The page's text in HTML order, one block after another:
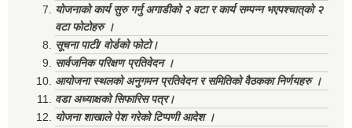
योजनाको कार्य सुरु गर्नु अगाडीको २ वटा र कार्य सम्पन्न भएपश्चात्‌को २
वटा फोटोहरु ।
सूचना पाटी/ वोर्डको फोटो।
सार्वजनिक परिक्षण प्रतिवेदन ।
आयोजना स्थलको अनुगमन प्रतिवेदन र समितिको वैठकका निर्णयहरु ।
वडा अध्याक्षको सिफारिस पत्र।
योजना शाखाले पेश गरेको टिप्पणी आदेश ।